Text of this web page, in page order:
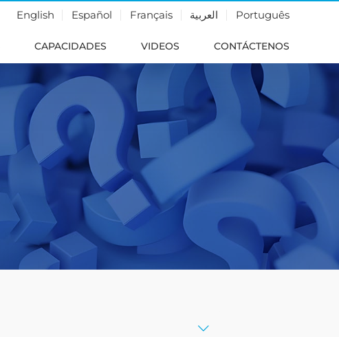
English Español Français العربية Português
CAPACIDADES VIDEOS CONTÁCTENOS